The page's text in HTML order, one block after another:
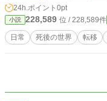
24h.ポイント 0pt
小説 228,589 位 / 228,589件
日常 死後の世界 転移